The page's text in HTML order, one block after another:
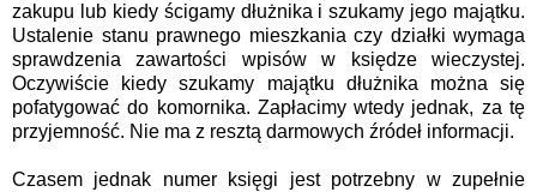
zakupu lub kiedy ścigamy dłużnika i szukamy jego majątku.
Ustalenie stanu prawnego mieszkania czy działki wymaga
sprawdzenia zawartości wpisów w księdze wieczystej.
Oczywiście kiedy szukamy majątku dłużnika można się
pofatygować do komornika. Zapłacimy wtedy jednak, za tę
przyjemność. Nie ma z resztą darmowych źródeł informacji.
Czasem jednak numer księgi jest potrzebny w zupełnie